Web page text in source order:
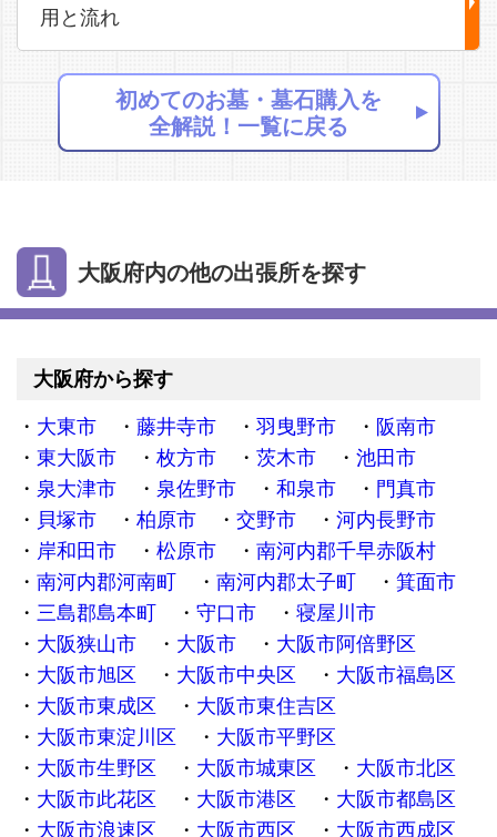
用と流れ
初めてのお墓・墓石購入を
全解説！一覧に戻る
大阪府内の他の出張所を探す
大阪府から探す
大東市 藤井寺市 羽曳野市
阪南市
東大阪市
枚方市 茨木市
池田市
泉大津市
泉佐野市 和泉市
門真市
貝塚市
柏原市 交野市
河内長野市
岸和田市
松原市
南河内郡千早赤阪村
南河内郡河南町
南河内郡太子町
箕面市
三島郡島本町
守口市
寝屋川市
大阪狭山市
大阪市
大阪市阿倍野区
大阪市旭区
大阪市中央区
大阪市福島区
大阪市東成区
大阪市東住吉区
大阪市東淀川区
大阪市平野区
大阪市生野区
大阪市城東区
大阪市北区
大阪市此花区
大阪市港区
大阪市都島区
大阪市浪速区
大阪市西区
大阪市西成区